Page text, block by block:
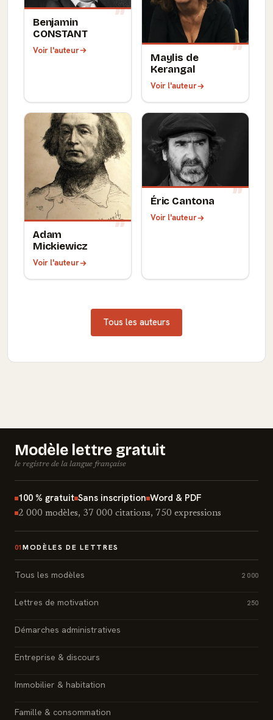
Benjamin
CONSTANT
Voir l'auteur
Maylis de
Kerangal
Voir l'auteur
Adam
Mickiewicz
Voir l'auteur
Éric Cantona
Voir l'auteur
Tous les auteurs
Modèle lettre gratuit
le registre de la langue française
100 % gratuit Sans inscription Word & PDF
2 000 modèles, 37 000 citations, 750 expressions
01 MODÈLES DE LETTRES
Tous les modèles 2 000
Lettres de motivation 250
Démarches administratives
Entreprise & discours
Immobilier & habitation
Famille & consommation